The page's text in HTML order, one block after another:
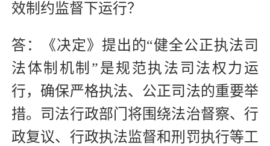
效制约监督下运行？
答：《决定》提出的“健全公正执法司
法体制机制”是规范执法司法权力运
行，确保严格执法、公正司法的重要举
措。司法行政部门将围绕法治督察、行
政复议、行政执法监督和刑罚执行等工